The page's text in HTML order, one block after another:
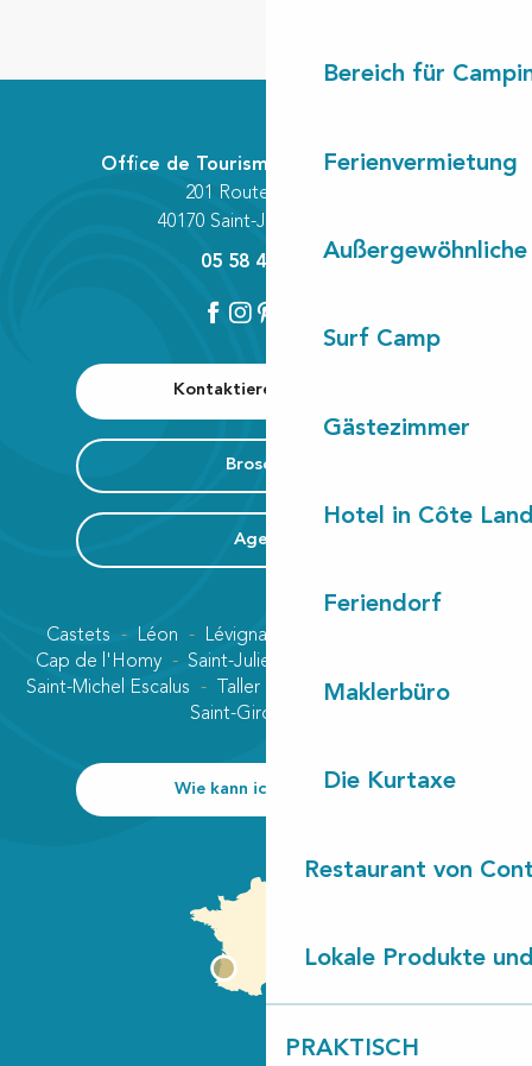
Bereich für
Ferienvermietung
Surf Camp
Gästezimmer
Hotel in Côte
Feriendorf
Maklerbüro
Die Kurtaxe
Restaurant von
Lokale Produkte
PRAKTISCH
Kontaktieren Sie uns
Broschüre
Agenda
Office de Tourisme Communautaire
201 Route des Lacs
40170 Saint-Julien-en-Born
05 58 42 89 80
Castets Léon Lévignacq
Cap de l'Homy
Saint-Julien-en-Born
Saint-Michel Escalus
Taller
Vielle-Saint-Girons
Saint-Girons plage
Wie kann ich kommen?